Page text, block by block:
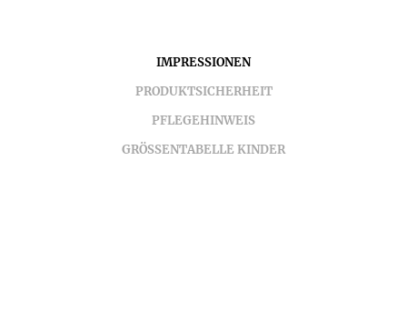
IMPRESSIONEN
PRODUKTSICHERHEIT
PFLEGEHINWEIS
GRÖSSENTABELLE KINDER